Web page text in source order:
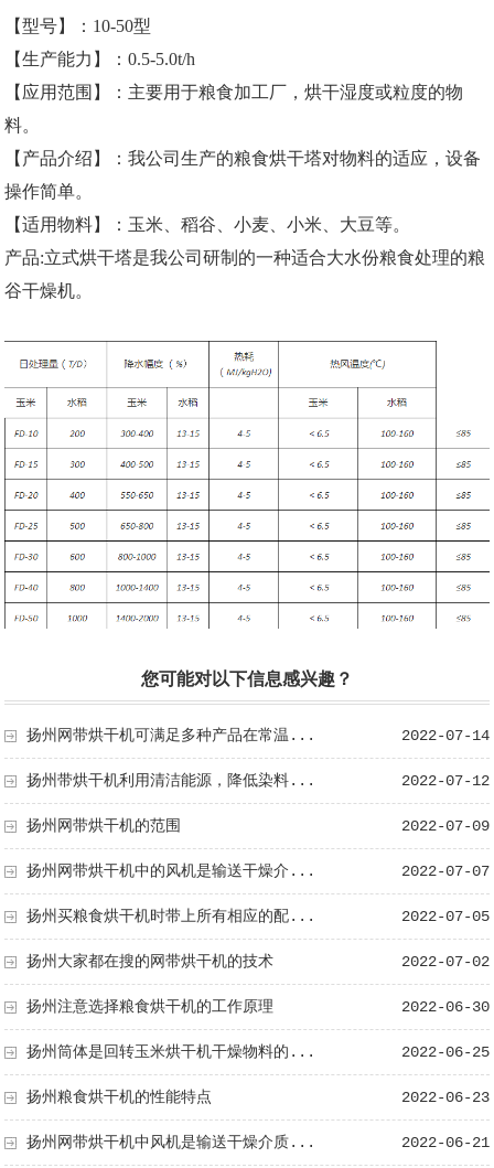
【型号】：10-50型
【生产能力】：0.5-5.0t/h
【应用范围】：主要用于粮食加工厂，烘干湿度或粒度的物
料。
【产品介绍】：我公司生产的粮食烘干塔对物料的适应，设备
操作简单。
【适用物料】：玉米、稻谷、小麦、小米、大豆等。
产品:立式烘干塔是我公司研制的一种适合大水份粮食处理的粮
谷干燥机。
您可能对以下信息感兴趣？
2022-07-14
扬州网带烘干机可满足多种产品在常温...
2022-07-12
扬州带烘干机利用清洁能源，降低染料...
2022-07-09
扬州网带烘干机的范围
2022-07-07
扬州网带烘干机中的风机是输送干燥介...
2022-07-05
扬州买粮食烘干机时带上所有相应的配...
2022-07-02
扬州大家都在搜的网带烘干机的技术
2022-06-30
扬州注意选择粮食烘干机的工作原理
2022-06-25
扬州筒体是回转玉米烘干机干燥物料的...
2022-06-23
扬州粮食烘干机的性能特点
2022-06-21
扬州网带烘干机中风机是输送干燥介质...